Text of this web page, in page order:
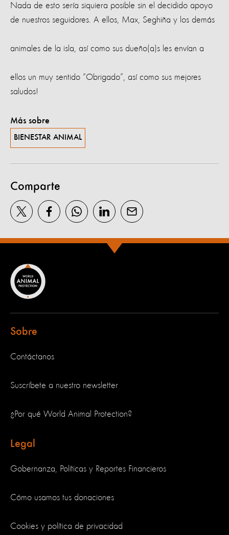
Nada de esto sería siquiera posible sin el decidido apoyo
de nuestros seguidores. A ellos, Max, Seghiña y los demás
animales de la isla, así como sus dueño(a)s les envían a
ellos un muy sentido “Obrigado”, así como sus mejores
saludos!
Más sobre
BIENESTAR ANIMAL
Comparte
Sobre
Contáctanos
Suscríbete a nuestro newsletter
¿Por qué World Animal Protection?
Legal
Gobernanza, Políticas y Reportes Financieros
Cómo usamos tus donaciones
Cookies y política de privacidad